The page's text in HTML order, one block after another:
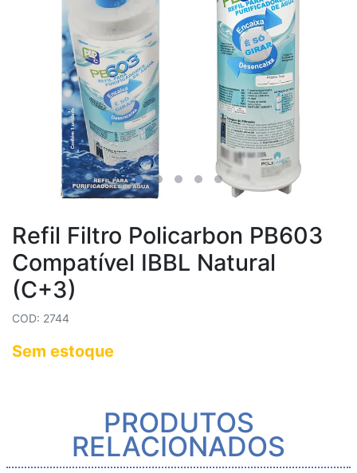
Refil Filtro Policarbon PB603
Compatível IBBL Natural
(C+3)
COD: 2744
Sem estoque
PRODUTOS
RELACIONADOS